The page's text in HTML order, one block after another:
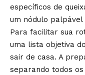
específicos de
um nódulo
Para facilitar sua
uma lista objetiva
sair de casa. A
separando todos